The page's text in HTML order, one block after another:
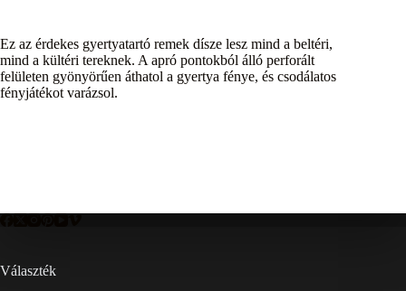
Ez az érdekes gyertyatartó remek dísze lesz mind a beltéri,
mind a kültéri tereknek. A apró pontokból álló perforált
felületen gyönyörűen áthatol a gyertya fénye, és csodálatos
fényjátékot varázsol.
Választék